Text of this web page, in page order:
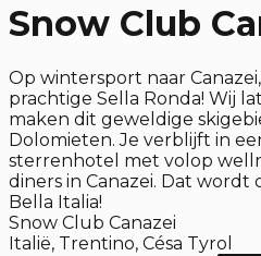
Snow Club
Op wintersport naar
prachtige Sella Ronda! Wij
maken dit geweldige
Dolomieten. Je verblijft in
sterrenhotel met volop
diners in Canazei. Dat wordt
Bella Italia!
Snow Club Canazei
Italië, Trentino, Césa Tyrol